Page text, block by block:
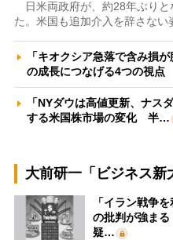
日米両政府が、約28年ぶりと
た。米国も追加介入を辞さな
「キオクシア急落で含み損
の成長につなげる4つの視
「NYダウは高値更新、ナス
する米国株市場の変化 半…
大前研一「ビジネス新
「イラン戦争
の批判が強ま
疑…